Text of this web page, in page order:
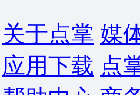
关于点掌 媒
应用下载 点